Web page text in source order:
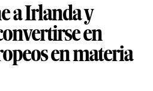
a Irlanda y
en
en materia